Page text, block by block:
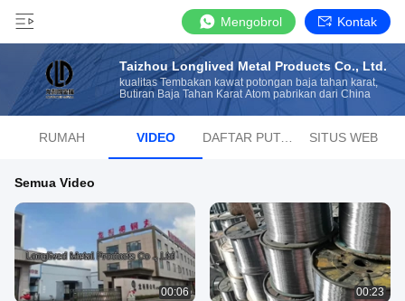
Mengobrol Kontak
Taizhou Longlived Metal Products Co., Ltd.
kualitas Tembakan kawat potongan baja tahan karat,
Butiran Baja Tahan Karat Atom pabrikan dari China
RUMAH VIDEO DAFTAR PUTAR SITUS WEB
Semua Video
00:06 00:23